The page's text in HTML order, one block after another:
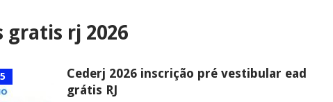
gratis rj 2026
Cederj 2026 inscrição pré vestibular ead
grátis RJ